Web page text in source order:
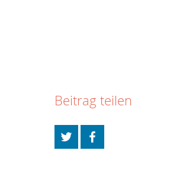
Beitrag teilen